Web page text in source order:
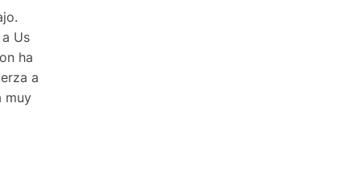
Us
ha
a
muy